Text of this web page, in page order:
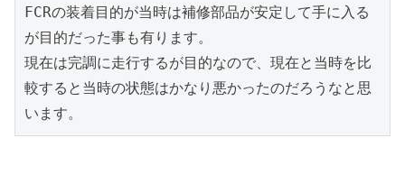
FCRの装着目的が当時は補修部品が安定して手に入る
が目的だった事も有ります。
現在は完調に走行するが目的なので、現在と当時を比
較すると当時の状態はかなり悪かったのだろうなと思
います。